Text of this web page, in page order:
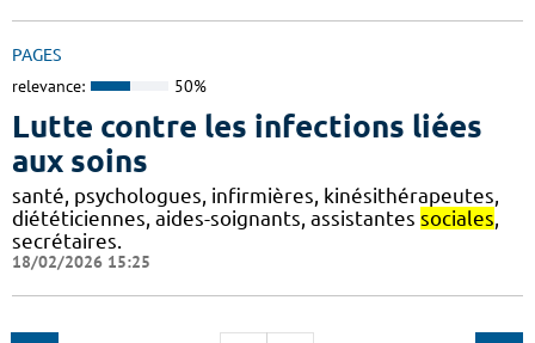
PAGES
relevance: 50%
Lutte contre les infections liées
aux soins
santé, psychologues, infirmières, kinésithérapeutes,
diététiciennes, aides-soignants, assistantes sociales
secrétaires.
18/02/2026 15:25